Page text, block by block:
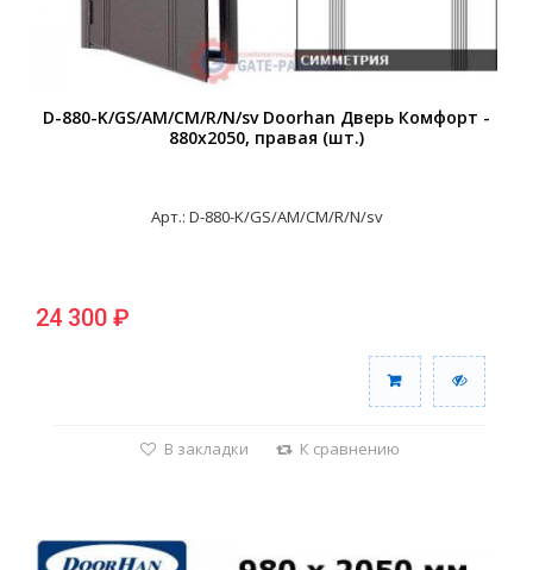
D-880-K/GS/AM/CM/R/N/sv Doorhan Дверь Комфорт -
880х2050, правая (шт.)
Арт.: D-880-K/GS/AM/CM/R/N/sv
24 300 ₽
В закладки К сравнению